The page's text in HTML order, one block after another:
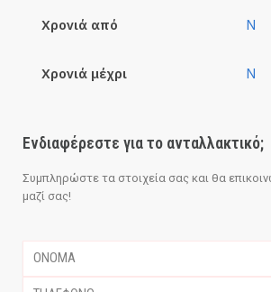
Χρονιά από N
Χρονιά μέχρι N
Ενδιαφέρεστε για το ανταλλακτικό;
Συμπληρώστε τα στοιχεία σας και θα
μαζί σας!